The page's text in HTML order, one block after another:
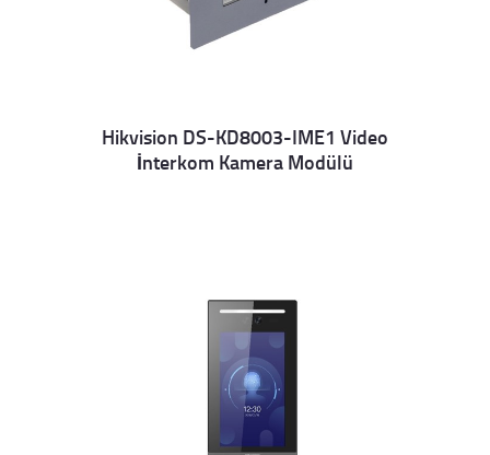
Details
Hikvision DS-KD8003-IME1 Video
İnterkom Kamera Modülü